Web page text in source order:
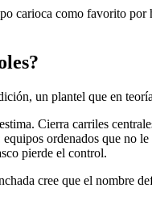
carioca como favorito
un plantel que en
Cierra carriles
ordenados que no
pierde el control.
cree que el nombre